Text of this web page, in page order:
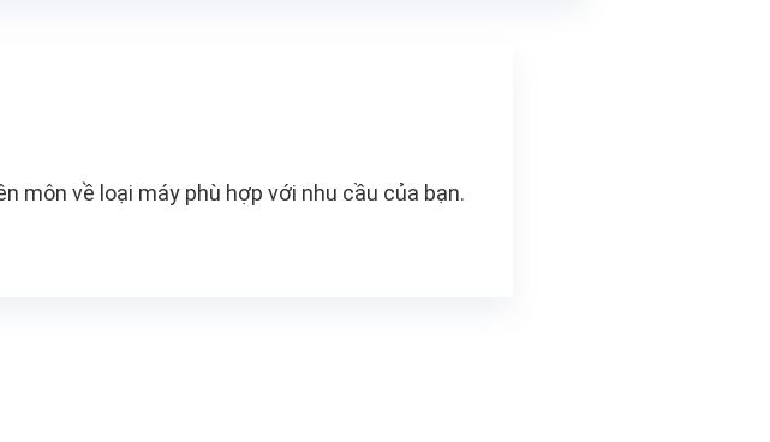
môn về loại máy phù hợp với nhu cầu của bạn.